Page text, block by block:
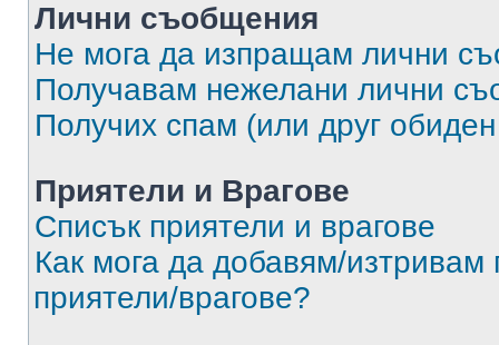
Лични съобщения
Не мога да изпращам лични
Получавам нежелани лични
Получих спам (или друг
Приятели и Врагове
Списък приятели и врагове
Как мога да добавям/изтривам
приятели/врагове?